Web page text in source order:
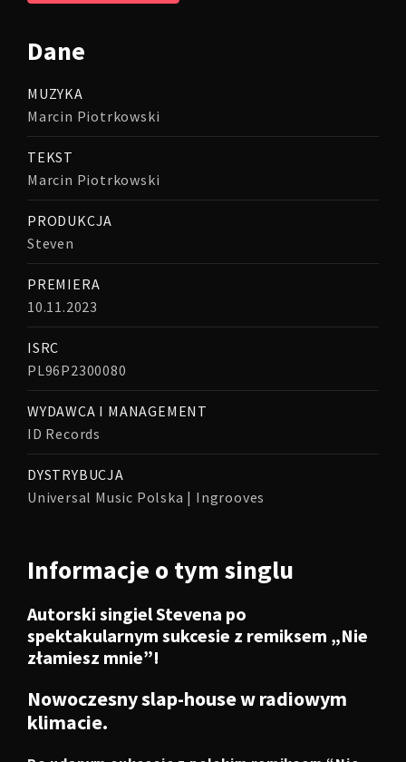
Dane
MUZYKA
Marcin Piotrkowski
TEKST
Marcin Piotrkowski
PRODUKCJA
Steven
PREMIERA
10.11.2023
ISRC
PL96P2300080
WYDAWCA I MANAGEMENT
ID Records
DYSTRYBUCJA
Universal Music Polska | Ingrooves
Informacje o tym singlu
Autorski singiel Stevena po
spektakularnym sukcesie z remiksem „Nie
złamiesz mnie”!
Nowoczesny slap-house w radiowym
klimacie.